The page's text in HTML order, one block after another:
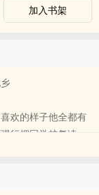
加入书架
欢的样子他全都有
行押回学校复读，